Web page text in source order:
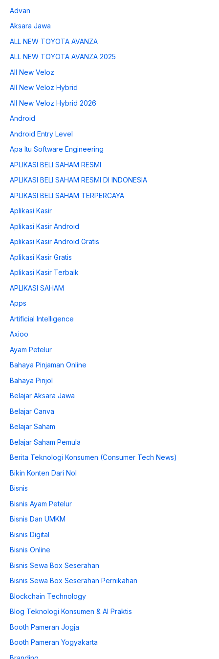
Advan
Aksara Jawa
ALL NEW TOYOTA AVANZA
ALL NEW TOYOTA AVANZA 2025
All New Veloz
All New Veloz Hybrid
All New Veloz Hybrid 2026
Android
Android Entry Level
Apa Itu Software Engineering
APLIKASI BELI SAHAM RESMI
APLIKASI BELI SAHAM RESMI DI INDONESIA
APLIKASI BELI SAHAM TERPERCAYA
Aplikasi Kasir
Aplikasi Kasir Android
Aplikasi Kasir Android Gratis
Aplikasi Kasir Gratis
Aplikasi Kasir Terbaik
APLIKASI SAHAM
Apps
Artificial Intelligence
Axioo
Ayam Petelur
Bahaya Pinjaman Online
Bahaya Pinjol
Belajar Aksara Jawa
Belajar Canva
Belajar Saham
Belajar Saham Pemula
Berita Teknologi Konsumen (Consumer Tech News)
Bikin Konten Dari Nol
Bisnis
Bisnis Ayam Petelur
Bisnis Dan UMKM
Bisnis Digital
Bisnis Online
Bisnis Sewa Box Seserahan
Bisnis Sewa Box Seserahan Pernikahan
Blockchain Technology
Blog Teknologi Konsumen & AI Praktis
Booth Pameran Jogja
Booth Pameran Yogyakarta